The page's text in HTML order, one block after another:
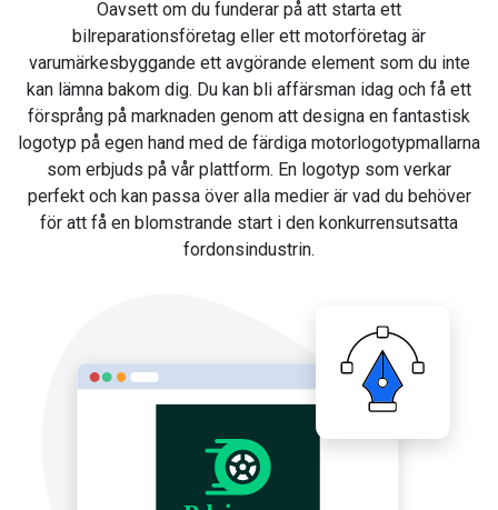
Oavsett om du funderar på att starta ett
bilreparationsföretag eller ett motorföretag är
varumärkesbyggande ett avgörande element som du inte
kan lämna bakom dig. Du kan bli affärsman idag och få ett
försprång på marknaden genom att designa en fantastisk
logotyp på egen hand med de färdiga motorlogotypmallarna
som erbjuds på vår plattform. En logotyp som verkar
perfekt och kan passa över alla medier är vad du behöver
för att få en blomstrande start i den konkurrensutsatta
fordonsindustrin.